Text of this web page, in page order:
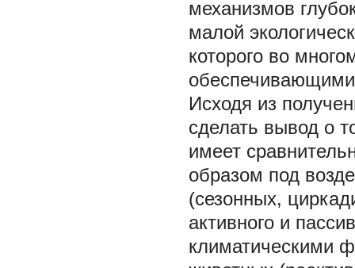
механизмов
малой
которого во
обеспечивающими
Исходя из
сделать вывод о
имеет
образом под
(сезонных,
активного и
климатическими